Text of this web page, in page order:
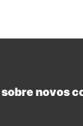
novos